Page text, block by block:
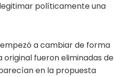
políticamente una
a cambiar de forma
fueron eliminadas de
en la propuesta